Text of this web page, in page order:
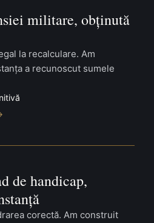
militare, obținută
la recalculare. Am
a recunoscut sumele
de handicap,
corectă. Am construit